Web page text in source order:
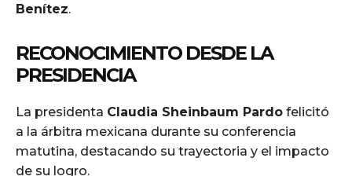
Benítez.
RECONOCIMIENTO DESDE LA
PRESIDENCIA
La presidenta Claudia Sheinbaum Pardo felicitó
a la árbitra mexicana durante su conferencia
matutina, destacando su trayectoria y el impacto
de su logro.